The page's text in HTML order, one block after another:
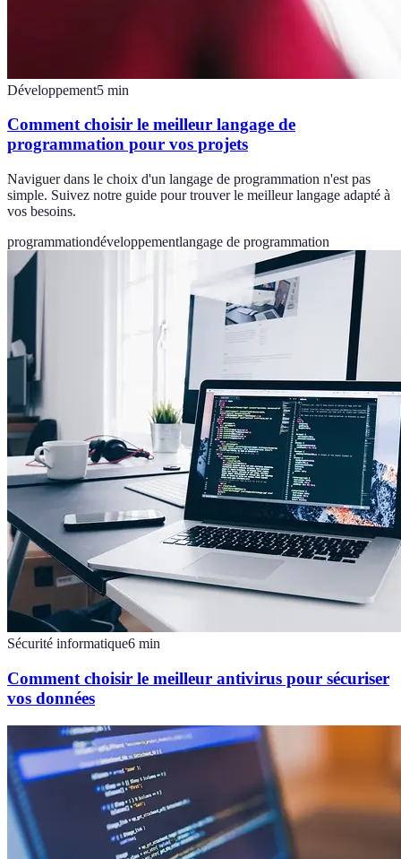
Développement5 min
Comment choisir le meilleur langage de
programmation pour vos projets
Naviguer dans le choix d'un langage de programmation n'est pas
simple. Suivez notre guide pour trouver le meilleur langage adapté à
vos besoins.
programmationdéveloppementlangage de programmation
Sécurité informatique6 min
Comment choisir le meilleur antivirus pour sécuriser
vos données